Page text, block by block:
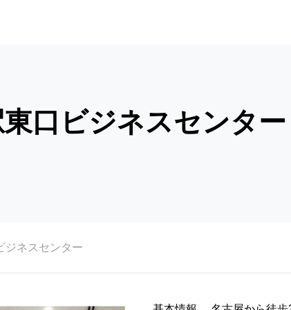
口ビジネスセンター
ジネスセンター